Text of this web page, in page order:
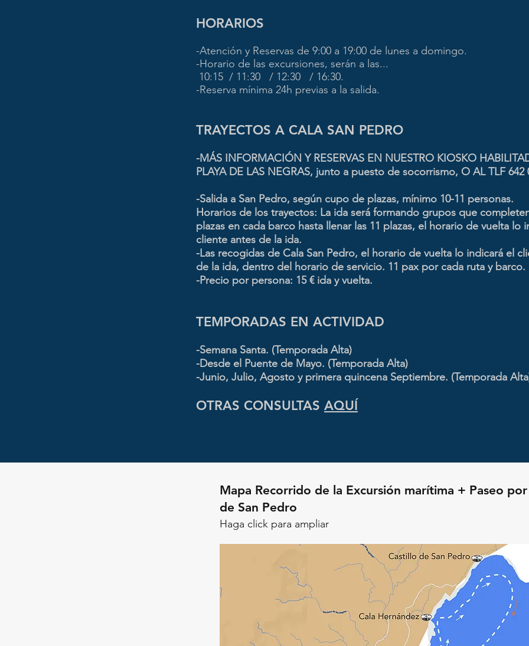
HORARIOS
-Atención y Reservas de 9:00 a 19:00 de lunes a domingo.
-Horario de las excursiones, serán a las...
10:15 / 11:30 / 12:30 / 16:30.
-Reserva mínima 24h previas a la salida.
TRAYECTOS A CALA SAN PEDRO
-MÁS INFORMACIÓN Y RESERVAS EN NUESTRO KIOSKO
PLAYA DE LAS NEGRAS, junto a puesto de socorrismo, O AL TLF 642
-Salida a San Pedro, según cupo de plazas, mínimo 10-11 personas.
Horarios de los trayectos: La ida será formando grupos que
plazas en cada barco hasta llenar las 11 plazas, el horario de vuelta lo
cliente antes de la ida.
-Las recogidas de Cala San Pedro, el horario de vuelta lo indicará el
de la ida, dentro del horario de servicio. 11 pax por cada ruta y barco.
-Precio por persona: 15 € ida y vuelta.
TEMPORADAS EN ACTIVIDAD
-Semana Santa. (Temporada Alta)
-Desde el Puente de Mayo. (Temporada Alta)
-Junio, Julio, Agosto y primera quincena Septiembre. (Temporada
OTRAS CONSULTAS AQUÍ
Mapa Recorrido de la Excursión marítima + Paseo por
de San Pedro
Haga click para ampliar